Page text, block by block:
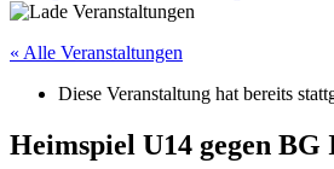
« Alle Veranstaltungen
Diese Veranstaltung hat bereits
Heimspiel U14 gegen